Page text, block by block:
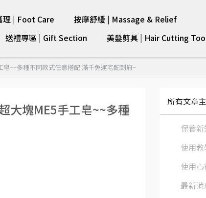
理 | Foot Care
按摩舒緩 | Massage & Relief
送禮專區 | Gift Section 美髮剪具 | Hair Cutting
~~多種不同款式任意搭配 滿千免運宅配到府~
大塊ME5手工皂~~多種
所有文章
保養新
使用
使用心
最新消